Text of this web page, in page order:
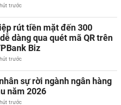
trước
rút tiền mặt đến 300
dàng qua quét mã QR trên
Biz
trước
sự rời ngành ngân hàng
năm 2026
trước